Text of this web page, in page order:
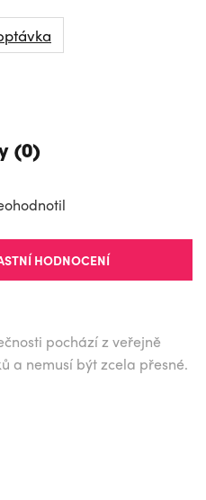
(0)
HODNOCENÍ
pochází z veřejně
a nemusí být zcela přesné.